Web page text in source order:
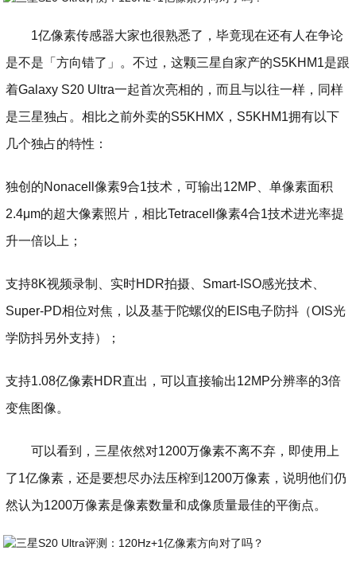
1亿像素传感器大家也很熟悉了，毕竟现在还有人在争论
是不是「方向错了」。不过，这颗三星自家产的S5KHM1是跟
着Galaxy S20 Ultra一起首次亮相的，而且与以往一样，同样
是三星独占。相比之前外卖的S5KHMX，S5KHM1拥有以下
几个独占的特性：
独创的Nonacell像素9合1技术，可输出12MP、单像素面积
2.4μm的超大像素照片，相比Tetracell像素4合1技术进光率提
升一倍以上；
支持8K视频录制、实时HDR拍摄、Smart-ISO感光技术、
Super-PD相位对焦，以及基于陀螺仪的EIS电子防抖（OIS光
学防抖另外支持）；
支持1.08亿像素HDR直出，可以直接输出12MP分辨率的3倍
变焦图像。
可以看到，三星依然对1200万像素不离不弃，即使用上
了1亿像素，还是要想尽办法压榨到1200万像素，说明他们仍
然认为1200万像素是像素数量和成像质量最佳的平衡点。